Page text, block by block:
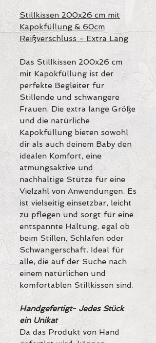
Stillkissen 200x26 cm mit
Kapokfüllung & 60cm
Reißverschluss - Extra Lang
Das Stillkissen 200x26 cm
mit Kapokfüllung ist der
perfekte Begleiter für
Stillende und schwangere
Frauen. Die extra lange Größe
und die natürliche
Kapokfüllung bieten sowohl
dir als auch deinem Baby den
idealen Komfort, eine
atmungsaktive und
nachhaltige Stütze für eine
Vielzahl von Anwendungen. Es
ist vielseitig einsetzbar, leicht
zu pflegen und sorgt für eine
entspannte Haltung, egal ob
beim Stillen, Schlafen oder
Schwangerschaft. Ideal für
alle, die auf der Suche nach
einem natürlichen und
komfortablen Stillkissen sind.
Handgefertigt- Jedes Stück
ein Unikat
Da das Produkt von Hand